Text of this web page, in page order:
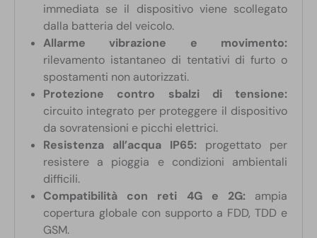
immediata se il dispositivo viene scollegato
dalla batteria del veicolo.
Allarme vibrazione e movimento:
rilevamento istantaneo di tentativi di furto o
spostamenti non autorizzati.
Protezione contro sbalzi di tensione:
circuito integrato per proteggere il dispositivo
da sovratensioni e picchi elettrici.
Resistenza all’acqua IP65: progettato per
resistere a pioggia e condizioni ambientali
difficili.
Compatibilità con reti 4G e 2G: ampia
copertura globale con supporto a FDD, TDD e
GSM.